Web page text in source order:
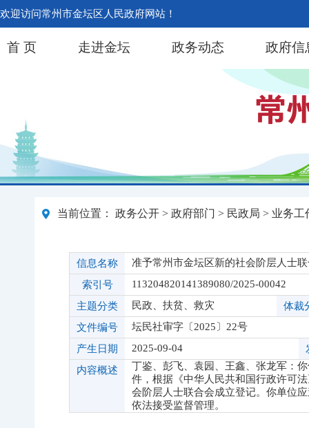
欢迎访问常州市金坛区人民政府网站！
首 页 走进金坛 政务动态 政府信
当前位置： 政务公开 > 政府部门 > 民政局 > 业务工
信息名称
准予常州市金坛区新的社会阶层人士
索引号
113204820141389080/2025-00042
主题分类
民政、扶贫、救灾
体裁
文件编号
坛民社审字〔2025〕22号
产生日期
2025-09-04
内容概述
丁鉴、彭飞、袁园、王鑫、张龙军：
件，根据《中华人民共和国行政许可
会阶层人士联合会成立登记。你单位
依法接受监督管理。